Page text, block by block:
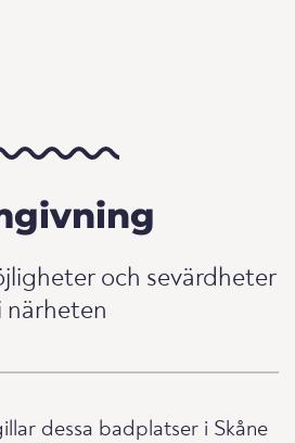
och sevärdheter
närheten
dessa badplatser i Skåne